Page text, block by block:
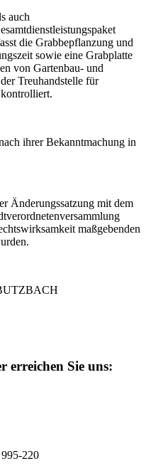
auch
die Grabbepflanzung und
sowie eine Grabplatte
von Gartenbau- und
Treuhandstelle für
ihrer Bekanntmachung in
Änderungssatzung mit dem
maßgebenden
erreichen Sie uns:
220